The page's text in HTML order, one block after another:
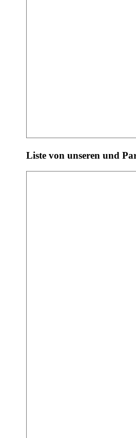
Liste von unseren und